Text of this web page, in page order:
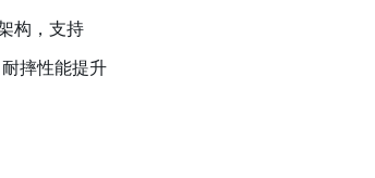
构，支持
摔性能提升